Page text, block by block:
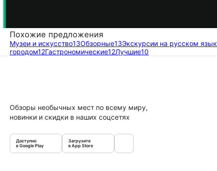
Похожие предложения
Музеи и искусство13Обзорные13Экскурсии на русском
городом12Гастрономические12Лучшие10
Обзоры необычных мест по всему миру,
новинки и скидки в наших соцсетях
Доступно
в Google Play
Загрузите
в App Store